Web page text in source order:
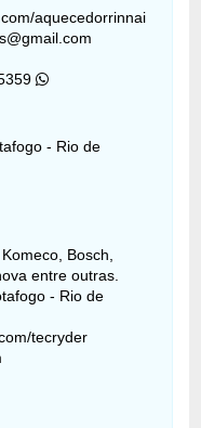
aquecedorrinnai
- Rio de
Bosch,
entre outras.
- Rio de
tecryder